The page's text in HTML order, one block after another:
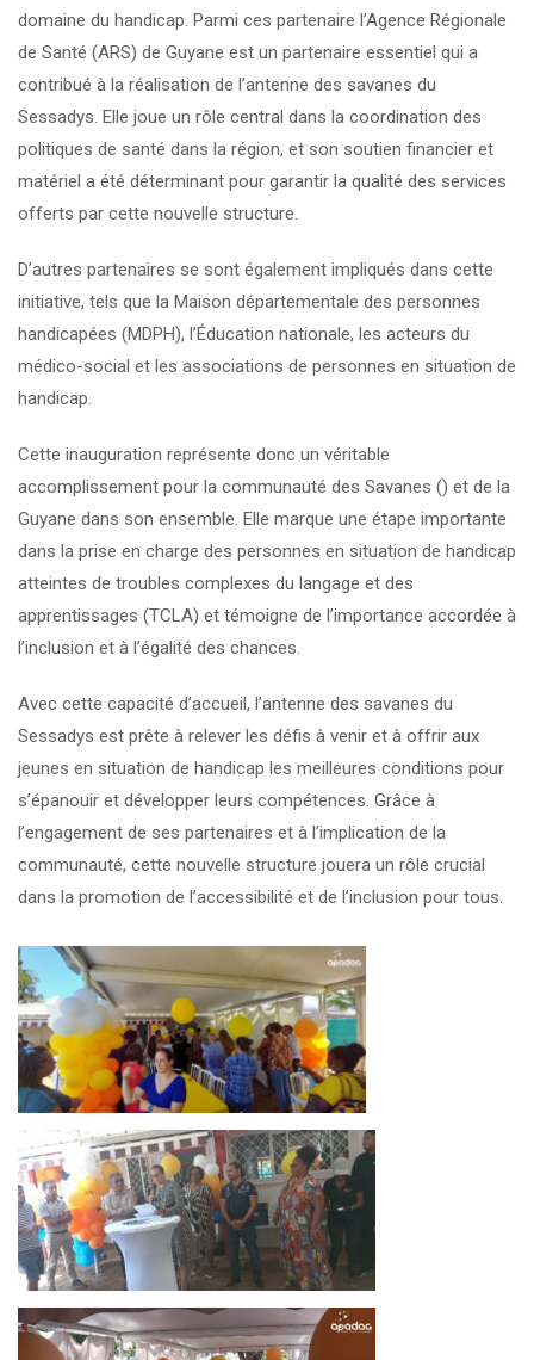
domaine du handicap. Parmi ces partenaire l’Agence Régionale
de Santé (ARS) de Guyane est un partenaire essentiel qui a
contribué à la réalisation de l’antenne des savanes du
Sessadys. Elle joue un rôle central dans la coordination des
politiques de santé dans la région, et son soutien financier et
matériel a été déterminant pour garantir la qualité des services
offerts par cette nouvelle structure.
D’autres partenaires se sont également impliqués dans cette
initiative, tels que la Maison départementale des personnes
handicapées (MDPH), l’Éducation nationale, les acteurs du
médico-social et les associations de personnes en situation de
handicap.
Cette inauguration représente donc un véritable
accomplissement pour la communauté des Savanes () et de la
Guyane dans son ensemble. Elle marque une étape importante
dans la prise en charge des personnes en situation de handicap
atteintes de troubles complexes du langage et des
apprentissages (TCLA) et témoigne de l’importance accordée à
l’inclusion et à l’égalité des chances.
Avec cette capacité d’accueil, l’antenne des savanes du
Sessadys est prête à relever les défis à venir et à offrir aux
jeunes en situation de handicap les meilleures conditions pour
s’épanouir et développer leurs compétences. Grâce à
l’engagement de ses partenaires et à l’implication de la
communauté, cette nouvelle structure jouera un rôle crucial
dans la promotion de l’accessibilité et de l’inclusion pour tous.